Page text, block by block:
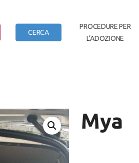
CERCA
PROCEDURE PER
L’ADOZIONE
Mya